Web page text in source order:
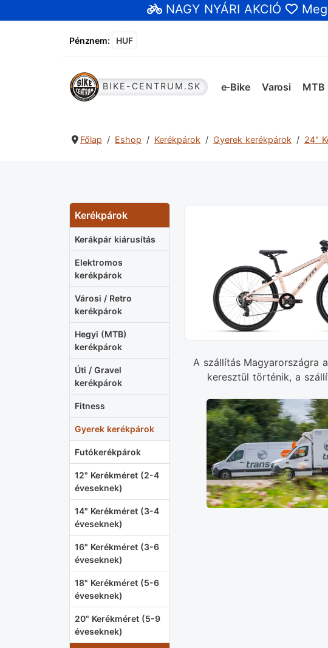
NAGY NYÁRI AKCIÓ
Pénznem: HUF
BIKE-CENTRUM.SK e-Bike Varosi MTB
Főlap Eshop Kerékpárok Gyerek kerékpárok 24"
Kerékpárok
Kerákpár kiárusítás
Elektromos
kerékpárok
Városi / Retro
kerékpárok
Hegyi (MTB)
kerékpárok
Úti / Gravel
kerékpárok
Fitness
Gyerek kerékpárok
Futókerékpárok
12" Kerékméret (2-4
éveseknek)
14" Kerékméret (3-4
éveseknek)
16" Kerékméret (3-6
éveseknek)
18" Kerékméret (5-6
éveseknek)
20" Kerékméret (5-9
éveseknek)
A szállítás Magyarországra
keresztül történik, a